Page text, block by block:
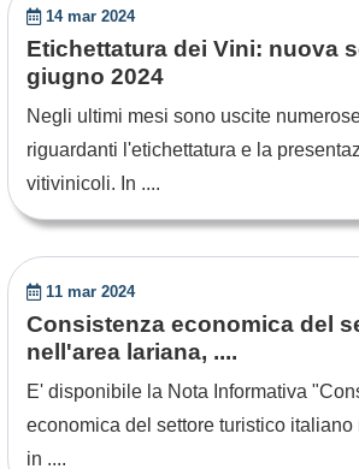
14 mar 2024
Etichettatura dei Vini: nuova
giugno 2024
Negli ultimi mesi sono uscite
riguardanti l'etichettatura e la
vitivinicoli. In ....
11 mar 2024
Consistenza economica del
nell'area lariana, ....
E' disponibile la Nota Informativa
economica del settore turistico
in ....